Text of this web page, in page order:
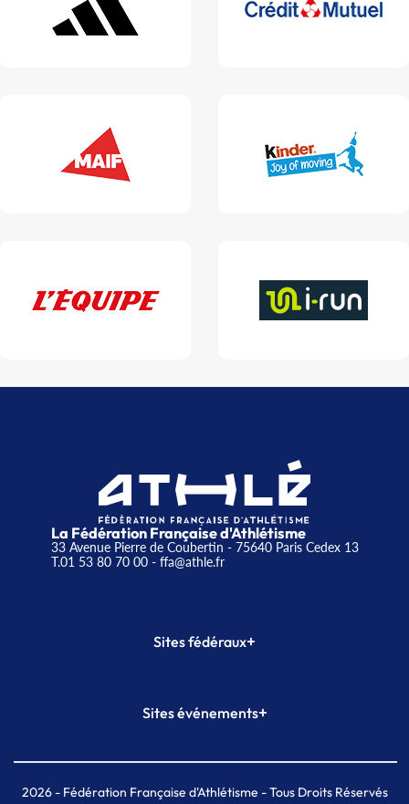
La Fédération Française d'Athlétisme
33 Avenue Pierre de Coubertin - 75640 Paris Cedex 13
T.01 53 80 70 00- ffa@athle.fr
Sites fédéraux+
Plateforme Formation
Sites événements+
Meeting de Paris indoor
MAIF Ekiden de Paris
2026- Fédération Française d'Athlétisme - Tous Droits Réservés